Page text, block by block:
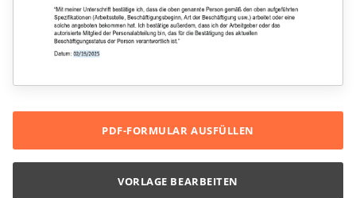
PDF-FORMULAR AUSFÜLLEN
VORLAGE BEARBEITEN